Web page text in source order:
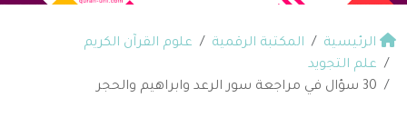
الرئيسية المكتبة الرقمية
علوم القرآن الكريم
علم التجويد
30 سؤال في مراجعة سور الرعد وابراهيم والحجر